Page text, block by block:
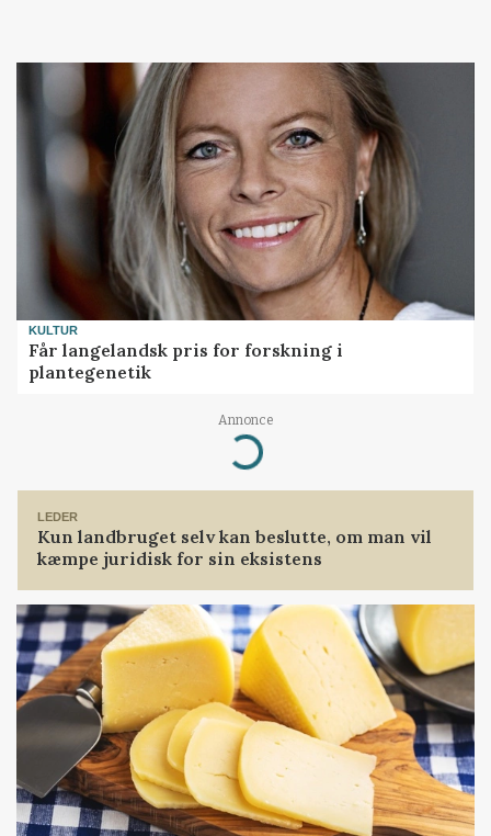
KULTUR
Får langelandsk pris for forskning i
plantegenetik
Annonce
Loading...
LEDER
Kun landbruget selv kan beslutte, om man vil
kæmpe juridisk for sin eksistens